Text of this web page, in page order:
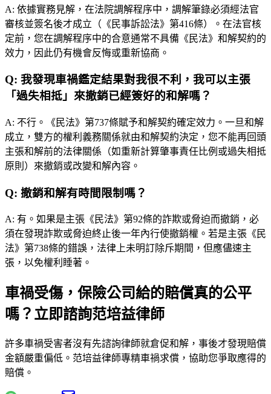
A: 依據實務見解，在法院調解程序中，調解筆錄必須經法官
審核並簽名後才成立（《民事訴訟法》第416條）。在法官核
定前，您在調解程序中的合意通常不具備《民法》和解契約的
效力，因此仍有機會反悔或重新協商。
Q: 我發現車禍鑑定結果對我很不利，我可以主張
「過失相抵」來撤銷已經簽好的和解嗎？
A: 不行。《民法》第737條賦予和解契約確定效力。一旦和解
成立，雙方的權利義務關係就由和解契約決定，您不能再回頭
主張和解前的法律關係（如重新計算肇事責任比例或過失相抵
原則）來撤銷或改變和解內容。
Q: 撤銷和解有時間限制嗎？
A: 有。如果是主張《民法》第92條的詐欺或脅迫而撤銷，必
須在發現詐欺或脅迫終止後一年內行使撤銷權。若是主張《民
法》第738條的錯誤，法律上未明訂除斥期間，但應儘速主
張，以免權利睡著。
車禍受傷，保險公司給的賠償真的公平
嗎？立即諮詢范培益律師
許多車禍受害者沒有先諮詢律師就倉促和解，事後才發現賠償
金額嚴重偏低。 范培益律師專精車禍求償，協助您爭取應得的
賠償。